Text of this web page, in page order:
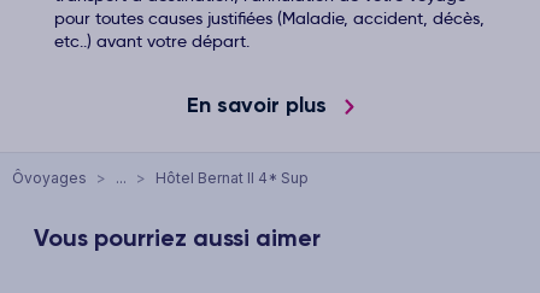
pour toutes causes justifiées (Maladie, accident, décès,
etc..) avant votre départ.
En savoir plus
Ôvoyages > ... > Hôtel Bernat II 4* Sup
Vous pourriez aussi aimer